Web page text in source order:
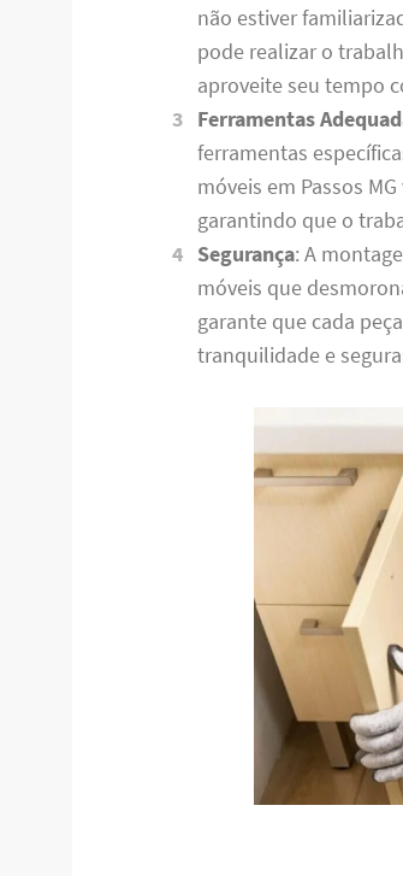
não estiver
pode realizar o
aproveite seu tempo
Ferramentas
ferramentas
móveis em Passos
garantindo que o
Segurança: A
móveis que
garante que cada
tranquilidade e